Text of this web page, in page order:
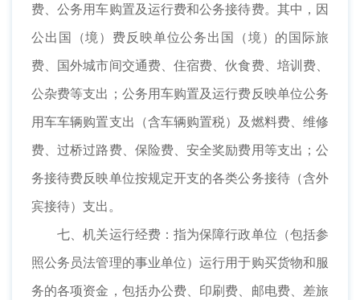
费、公务用车购置及运行费和公务接待费。其中，因
公出国（境）费反映单位公务出国（境）的国际旅
费、国外城市间交通费、住宿费、伙食费、培训费、
公杂费等支出；公务用车购置及运行费反映单位公务
用车车辆购置支出（含车辆购置税）及燃料费、维修
费、过桥过路费、保险费、安全奖励费用等支出；公
务接待费反映单位按规定开支的各类公务接待（含外
宾接待）支出。
七、机关运行经费：指为保障行政单位（包括参
照公务员法管理的事业单位）运行用于购买货物和服
务的各项资金，包括办公费、印刷费、邮电费、差旅